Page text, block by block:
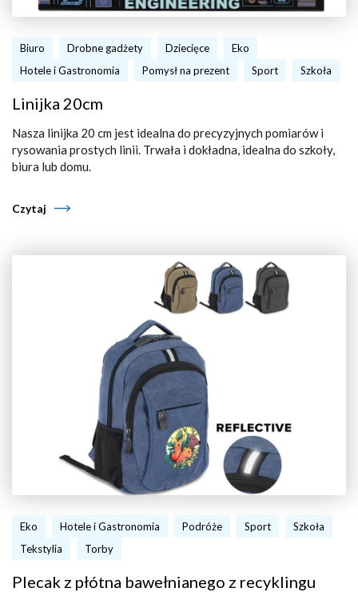
Biuro Drobne gadżety Dziecięce
Eko
Hotele i Gastronomia
Pomysł na prezent Sport Szkoła
Linijka 20cm
Nasza linijka 20 cm jest idealna do precyzyjnych pomiarów i
rysowania prostych linii. Trwała i dokładna, idealna do szkoły,
biura lub domu.
Czytaj
Eko Hotele i Gastronomia Podróże Sport
Szkoła
Tekstylia
Torby
Plecak z płótna bawełnianego z recyklingu